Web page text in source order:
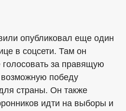
опубликовал еще один
в соцсети. Там он
голосовать за правящую
победу
страны. Он также
идти на выборы и